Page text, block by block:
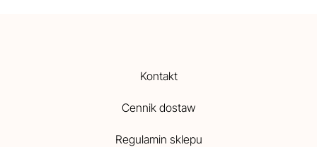
Kontakt
Cennik dostaw
Regulamin sklepu